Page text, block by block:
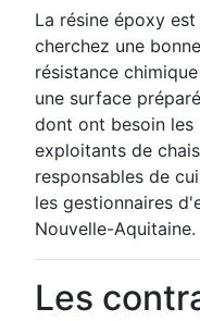
La résine époxy
cherchez une
résistance
une surface
dont ont besoin les
exploitants de
responsables de
les gestionnaires
Nouvelle-Aquitaine.
Les